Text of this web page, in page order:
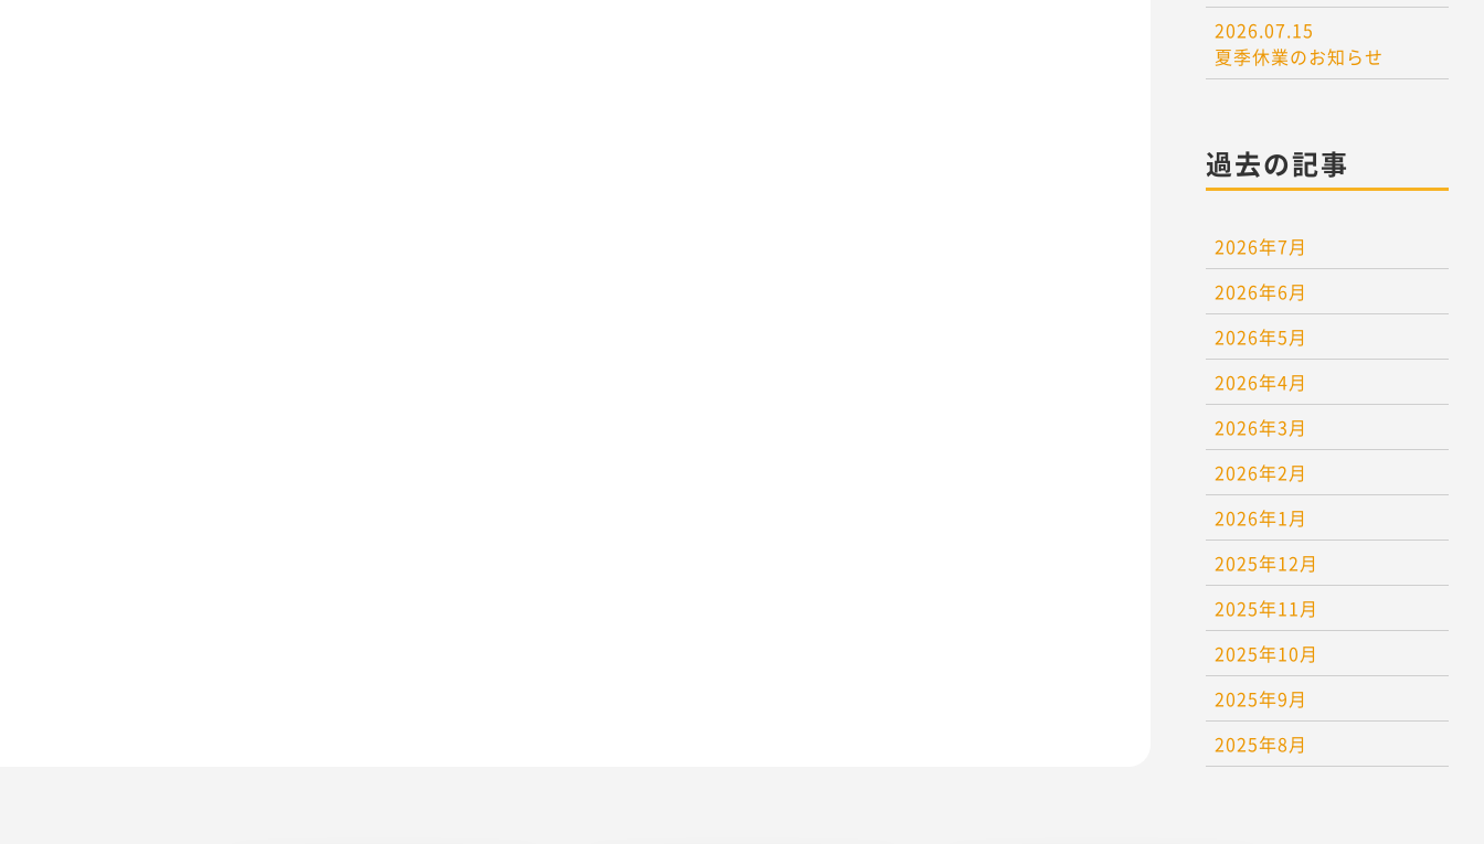
2026.07.15
夏季休業のお知らせ
過去の記事
2026年7月
2026年6月
2026年5月
2026年4月
2026年3月
2026年2月
2026年1月
2025年12月
2025年11月
2025年10月
2025年9月
2025年8月